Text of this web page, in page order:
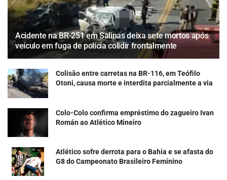
Acidente na BR-251 em Salinas deixa sete mortos após
veículo em fuga de polícia colidir frontalmente
Colisão entre carretas na BR-116, em Teófilo
Otoni, causa morte e interdita parcialmente a via
Colo-Colo confirma empréstimo do zagueiro Ivan
Román ao Atlético Mineiro
Atlético sofre derrota para o Bahia e se afasta do
G8 do Campeonato Brasileiro Feminino